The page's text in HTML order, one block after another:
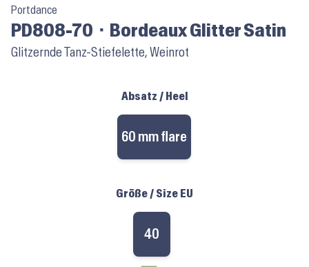
Portdance
PD808-70 ⬝ Bordeaux Glitter Satin
Glitzernde Tanz-Stiefelette, Weinrot
Absatz / Heel
60 mm flare
Größe / Size EU
40